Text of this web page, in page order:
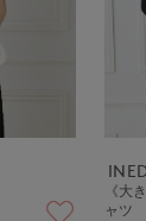
《大
ャツ